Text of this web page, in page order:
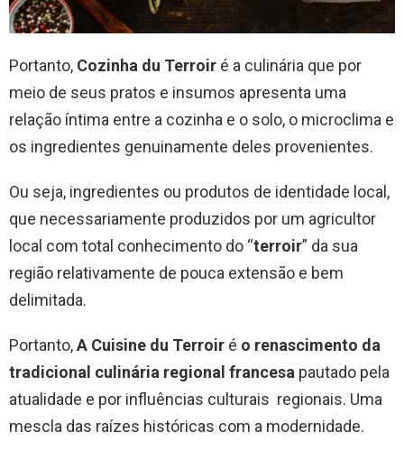
Portanto, Cozinha du Terroir é a culinária que por
meio de seus pratos e insumos apresenta uma
relação íntima entre a cozinha e o solo, o microclima e
os ingredientes genuinamente deles provenientes.
Ou seja, ingredientes ou produtos de identidade local,
que necessariamente produzidos por um agricultor
local com total conhecimento do “terroir” da sua
região relativamente de pouca extensão e bem
delimitada.
Portanto,A Cuisine du Terroir é o renascimento da
tradicional culinária regional francesa pautado pela
atualidade e por influências culturais regionais. Uma
mescla das raízes históricas com a modernidade.